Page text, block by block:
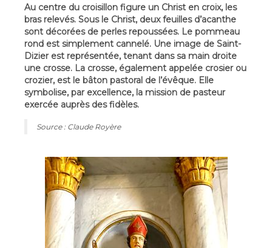
Au centre du croisillon figure un Christ en croix, les
bras relevés. Sous le Christ, deux feuilles d’acanthe
sont décorées de perles repoussées. Le pommeau
rond est simplement cannelé. Une image de Saint-
Dizier est représentée, tenant dans sa main droite
une crosse. La crosse, également appelée crosier ou
crozier, est le bâton pastoral de l’évêque. Elle
symbolise, par excellence, la mission de pasteur
exercée auprès des fidèles.
Source : Claude Royère